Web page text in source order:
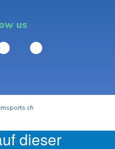
us
dieser